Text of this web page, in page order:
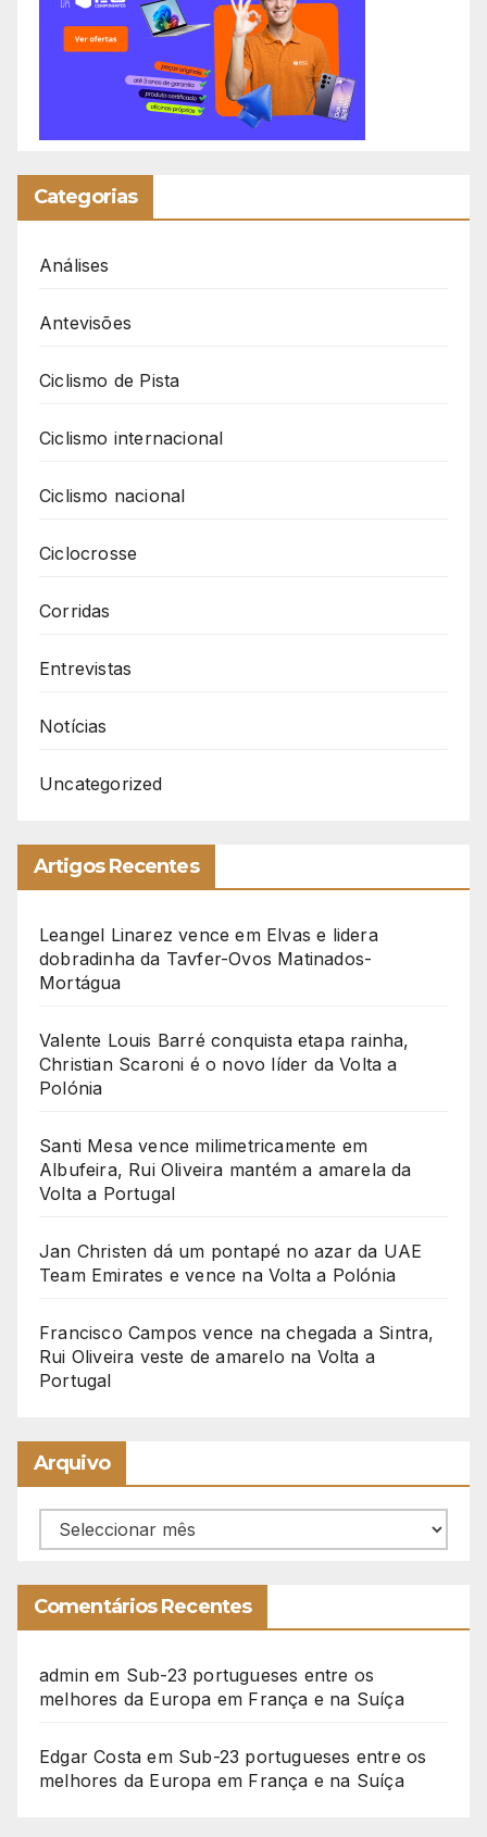
Categorias
Análises
Antevisões
Ciclismo de Pista
Ciclismo internacional
Ciclismo nacional
Ciclocrosse
Corridas
Entrevistas
Notícias
Uncategorized
Artigos Recentes
Leangel Linarez vence em Elvas e lidera
dobradinha da Tavfer-Ovos Matinados-
Mortágua
Valente Louis Barré conquista etapa rainha,
Christian Scaroni é o novo líder da Volta a
Polónia
Santi Mesa vence milimetricamente em
Albufeira, Rui Oliveira mantém a amarela da
Volta a Portugal
Jan Christen dá um pontapé no azar da UAE
Team Emirates e vence na Volta a Polónia
Francisco Campos vence na chegada a Sintra,
Rui Oliveira veste de amarelo na Volta a
Portugal
Arquivo
Arquivo
Comentários Recentes
admin em Sub-23 portugueses entre os
melhores da Europa em França e na Suíça
Edgar Costa em Sub-23 portugueses entre os
melhores da Europa em França e na Suíça